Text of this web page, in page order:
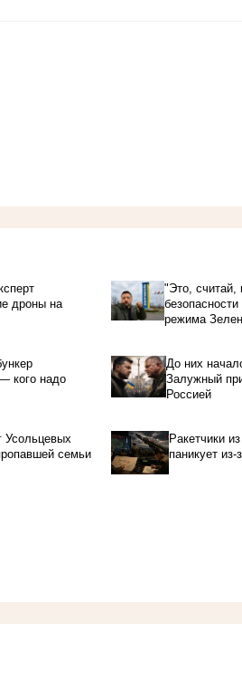
дроны на
"Это, считай,
режима
кого надо
До них
Залужный
Россией
семьи
Ракетчики
паникует из-